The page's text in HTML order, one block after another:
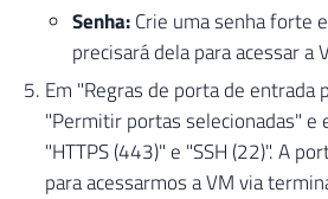
Senha:Crie uma senha forte
precisará dela para acessar a
Em "Regras de porta de entrada
"Permitir portas selecionadas" e
"HTTPS (443)" e "SSH (22)". A
para acessarmos a VM via